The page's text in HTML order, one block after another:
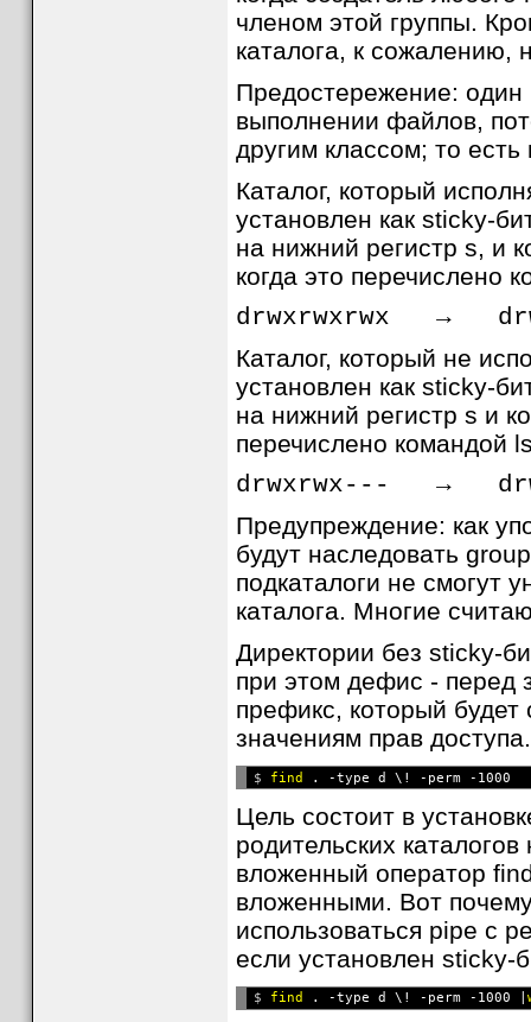
членом этой группы.
каталога, к сожалению,
Предостережение: один
выполнении файлов,
другим классом; то есть
Каталог, который
установлен как sticky-
на нижний регистр s, и
когда это перечислено
drwxrwxrwx →
Каталог, который не
установлен как sticky-
на нижний регистр s и
перечислено командой
drwxrwx--- →
Предупреждение: как
будут наследовать
подкаталоги не смогут
каталога. Многие
Директории без sticky-
при этом дефис - перед
префикс, который будет
значениям прав доступа.
$ find
Цель состоит в
родительских
вложенный оператор
вложенными. Вот
использоваться pipe с
если установлен sticky-
$ find . -type d \! -perm -1000 |